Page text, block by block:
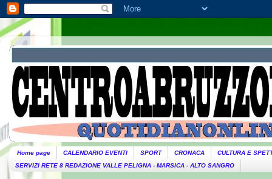
Home page CALENDARIO EVENTI SPORT CRONACA
CULTURA E
SERVIZI RETE 8 REDAZIONE VALLE PELIGNA - MARSICA - ALTO SANGRO